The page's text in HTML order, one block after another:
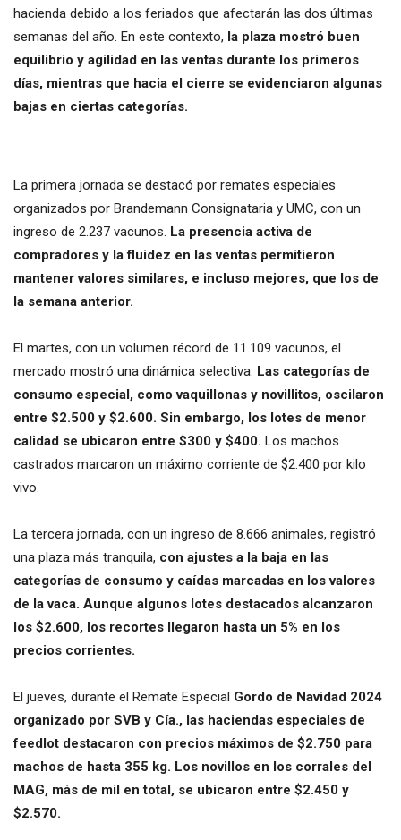
hacienda debido a los feriados que afectarán las dos últimas
semanas del año. En este contexto, la plaza mostró buen
equilibrio y agilidad en las ventas durante los primeros
días, mientras que hacia el cierre se evidenciaron algunas
bajas en ciertas categorías.
La primera jornada se destacó por remates especiales
organizados por Brandemann Consignataria y UMC, con un
ingreso de 2.237 vacunos. La presencia activa de
compradores y la fluidez en las ventas permitieron
mantener valores similares, e incluso mejores, que los de
la semana anterior.
El martes, con un volumen récord de 11.109 vacunos, el
mercado mostró una dinámica selectiva. Las categorías de
consumo especial, como vaquillonas y novillitos, oscilaron
entre $2.500 y $2.600. Sin embargo, los lotes de menor
calidad se ubicaron entre $300 y $400. Los machos
castrados marcaron un máximo corriente de $2.400 por kilo
vivo.
La tercera jornada, con un ingreso de 8.666 animales, registró
una plaza más tranquila, con ajustes a la baja en las
categorías de consumo y caídas marcadas en los valores
de la vaca. Aunque algunos lotes destacados alcanzaron
los $2.600, los recortes llegaron hasta un 5% en los
precios corrientes.
El jueves, durante el Remate Especial Gordo de Navidad 2024
organizado por SVB y Cía., las haciendas especiales de
feedlot destacaron con precios máximos de $2.750 para
machos de hasta 355 kg. Los novillos en los corrales del
MAG, más de mil en total, se ubicaron entre $2.450 y
$2.570.